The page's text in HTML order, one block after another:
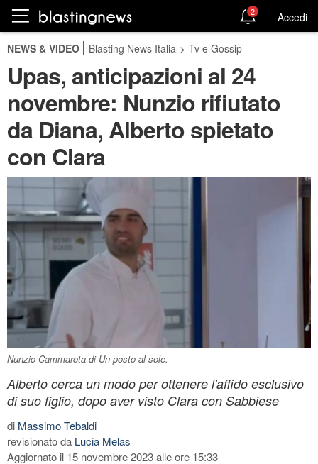
2 Accedi
NEWS & VIDEO Blasting News Italia > Tv e Gossip
Upas, anticipazioni al 24
novembre: Nunzio rifiutato
da Diana, Alberto spietato
con Clara
Nunzio Cammarota di Un posto al sole.
Alberto cerca un modo per ottenere l'affido esclusivo
di suo figlio, dopo aver visto Clara con Sabbiese
di Massimo Tebaldi
revisionato da Lucia Melas
Aggiornato il 15 novembre 2023 alle ore 15:33